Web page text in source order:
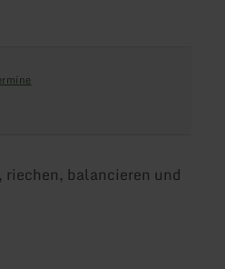
balancieren und